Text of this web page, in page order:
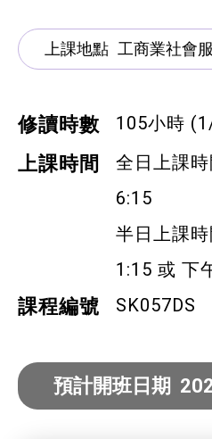
新來港人士課程
青年培育計劃
ERB服務點
ERB資訊
就業及求職
修讀時數 105小時
上課時間
全日上課
6:15
半日上課
1:15 或 下
課程編號 SK057DS
預計開班日期